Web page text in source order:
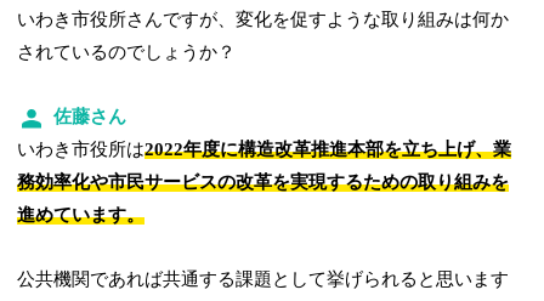
いわき市役所さんですが、変化を促すような取り組みは何か
されているのでしょうか？
佐藤さん
いわき市役所は2022年度に構造改革推進本部を立ち上げ、業
務効率化や市民サービスの改革を実現するための取り組みを
進めています。
公共機関であれば共通する課題として挙げられると思います